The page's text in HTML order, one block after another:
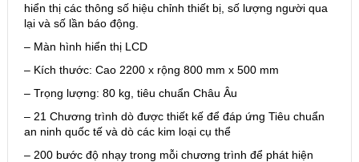
hiển thị các thông số hiệu chỉnh thiết bị, số lượng người qua
lại và số lần báo động.
– Màn hình hiển thị LCD
– Kích thước: Cao 2200 x rộng 800 mm x 500 mm
– Trọng lượng: 80 kg, tiêu chuẩn Châu Âu
– 21 Chương trình dò được thiết kế để đáp ứng Tiêu chuẩn
an ninh quốc tế và dò các kim loại cụ thể
– 200 bước độ nhạy trong mỗi chương trình để phát hiện